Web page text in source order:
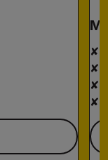
✘
✘
✘
✘